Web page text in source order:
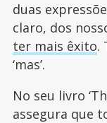
duas
claro, dos
ter mais êxito.
‘mas’.
No seu livro
assegura que